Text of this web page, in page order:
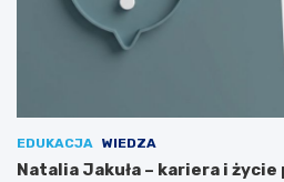
EDUKACJA WIEDZA
Natalia Jakuła – kariera i